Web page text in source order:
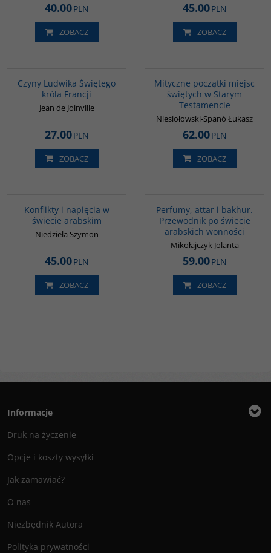
40.00PLN
ZOBACZ
45.00PLN
ZOBACZ
Czyny Ludwika Świętego
króla Francji
Jean de Joinville
27.00PLN
ZOBACZ
Mityczne początki miejsc
świętych w Starym
Testamencie
Niesiołowski-Spanò Łukasz
62.00PLN
ZOBACZ
Konflikty i napięcia w
świecie arabskim
Niedziela Szymon
45.00PLN
ZOBACZ
Perfumy, attar i bakhur.
Przewodnik po świecie
arabskich wonności
Mikołajczyk Jolanta
59.00PLN
ZOBACZ
Informacje
Druk na życzenie
Opcje i koszty wysyłki
Jak zamawiać?
O nas
Niezbędnik Autora
Polityka prywatności